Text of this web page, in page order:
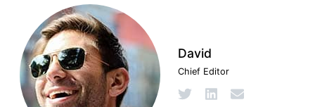
David
Chief Editor